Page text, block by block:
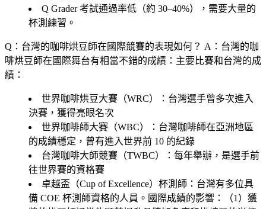
Q Grader 考試通過率低（約 30–40%），需要大量的
杯測練習。
Q：台灣的咖啡烘豆師在國際競賽的表現如何？ A：台灣的咖
啡烘豆師在國際舞台有相當不錯的成績：主要比賽和台灣的成
績：
世界咖啡烘豆大賽（WRC）
：台灣選手曾多次進入
決賽，獲得亮眼名次
世界咖啡師大賽（WBC）
：台灣咖啡師在亞洲地區
的成績穩定，曾有進入世界前 10 的紀錄
台灣咖啡大師競賽（TWBC）
：每年舉辦，是選手前
往世界賽的資格賽
卓越盃（Cup of Excellence）杯測師 ：台灣有多位具
備 COE 杯測師資格的人員。國際成績的影響：（1）獲